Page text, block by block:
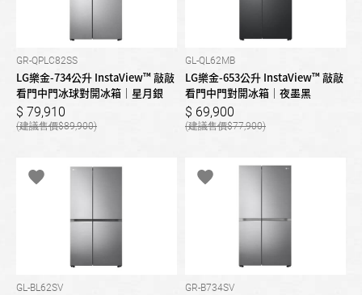
GR-QPLC82SS
LG樂金-734公升 InstaView™ 敲敲
看門中門冰球對開冰箱｜星月銀
79,910
89,900
GL-QL62MB
LG樂金-653公升 InstaView™ 敲敲
看門中門對開冰箱｜夜墨黑
69,900
77,900
GL-BL62SV GR-B734SV